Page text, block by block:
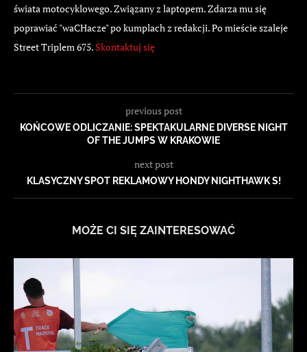
świata motocyklowego. Związany z laptopem. Zdarza mu się
poprawiać "waCHacze" po kumplach z redakcji. Po mieście szaleje
Street Triplem 675. Skontaktuj się
previous post
KOŃCOWE ODLICZANIE: SPEKTAKULARNE DIVERSE NIGHT
OF THE JUMPS W KRAKOWIE
next post
KLASYCZNY SPOT REKLAMOWY HONDY NIGHTHAWK S!
MOŻE CI SIĘ ZAINTERESOWAĆ